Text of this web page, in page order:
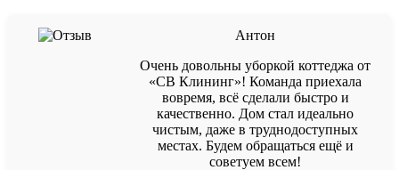
Антон
Очень довольны уборкой коттеджа от
«СВ Клининг»! Команда приехала
вовремя, всё сделали быстро и
качественно. Дом стал идеально
чистым, даже в труднодоступных
местах. Будем обращаться ещё и
советуем всем!